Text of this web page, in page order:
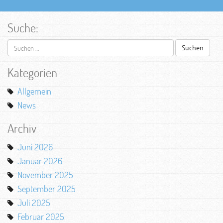
Suche:
Suchen
nach:
Kategorien
Allgemein
News
Archiv
Juni 2026
Januar 2026
November 2025
September 2025
Juli 2025
Februar 2025